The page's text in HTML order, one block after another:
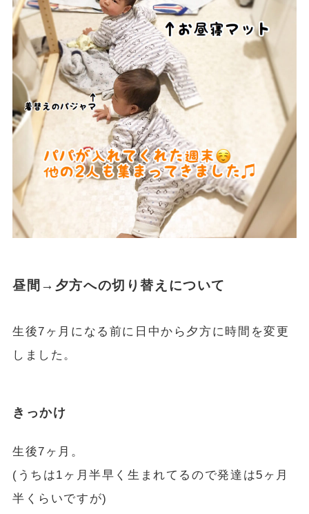
昼間→夕方への切り替えについて
生後7ヶ月になる前に日中から夕方に時間を変更
しました。
きっかけ
生後7ヶ月。
(うちは1ヶ月半早く生まれてるので発達は5ヶ月
半くらいですが)